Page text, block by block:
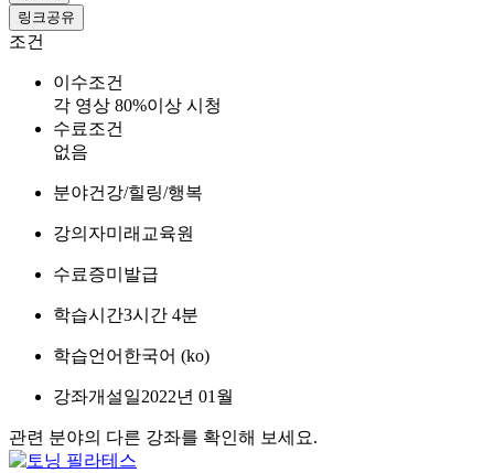
링크공유
조건
이수조건
각 영상 80%이상 시청
수료조건
없음
분야건강/힐링/행복
강의자미래교육원
수료증미발급
학습시간3시간 4분
학습언어 한국어 ‎(ko)‎
강좌개설일2022년 01월
관련 분야의 다른 강좌를 확인해 보세요.